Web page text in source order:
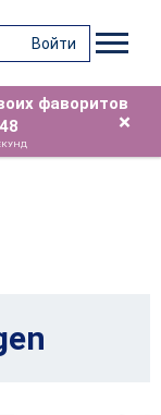
Войти
фаворитов
48 ×